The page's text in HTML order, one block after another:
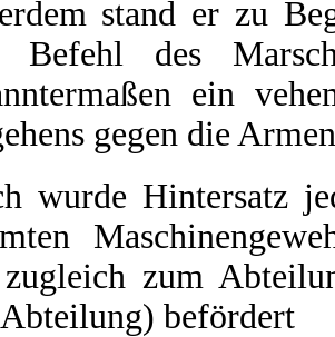
stand er zu
Befehl des
ein
gegen die
wurde Hintersatz
zum
befördert